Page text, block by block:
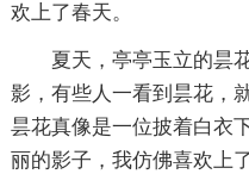
欢上了春天。
夏天，亭亭玉立的昙
影，有些人一看到昙花，
昙花真像是一位披着白衣
丽的影子，我仿佛喜欢上